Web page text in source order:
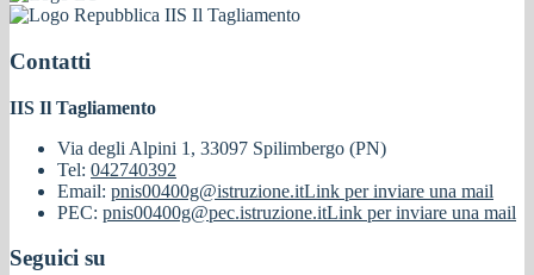
IIS Il Tagliamento
Contatti
IIS Il Tagliamento
Via degli Alpini 1, 33097 Spilimbergo (PN)
Tel: 042740392
Email: pnis00400g@istruzione.itLink per inviare una mail
PEC: pnis00400g@pec.istruzione.itLink per inviare una mail
Seguici su